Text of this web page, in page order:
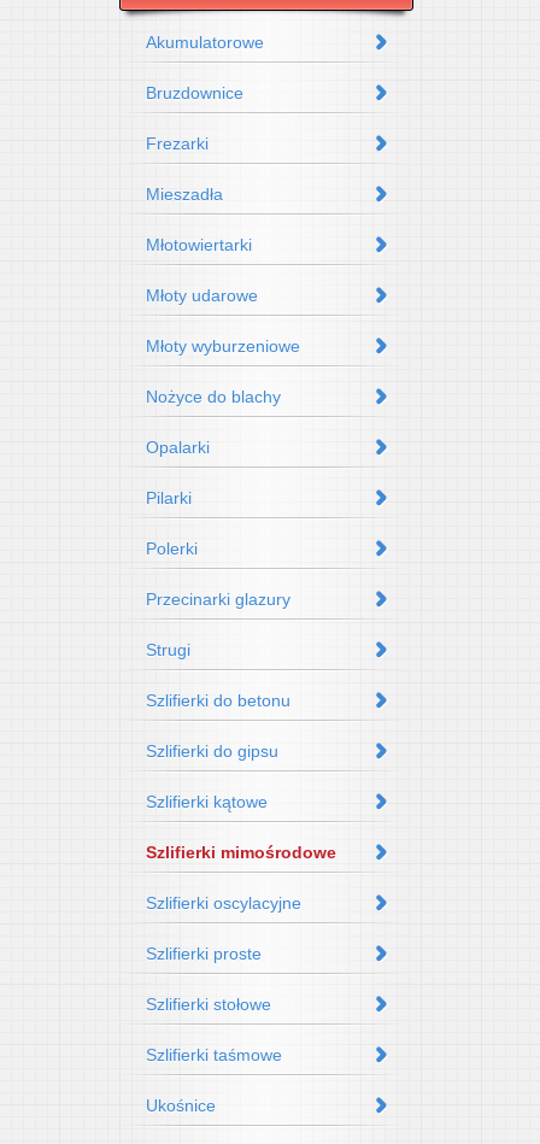
Akumulatorowe
Bruzdownice
Frezarki
Mieszadła
Młotowiertarki
Młoty udarowe
Młoty wyburzeniowe
Nożyce do blachy
Opalarki
Pilarki
Polerki
Przecinarki glazury
Strugi
Szlifierki do betonu
Szlifierki do gipsu
Szlifierki kątowe
Szlifierki mimośrodowe
Szlifierki oscylacyjne
Szlifierki proste
Szlifierki stołowe
Szlifierki taśmowe
Ukośnice